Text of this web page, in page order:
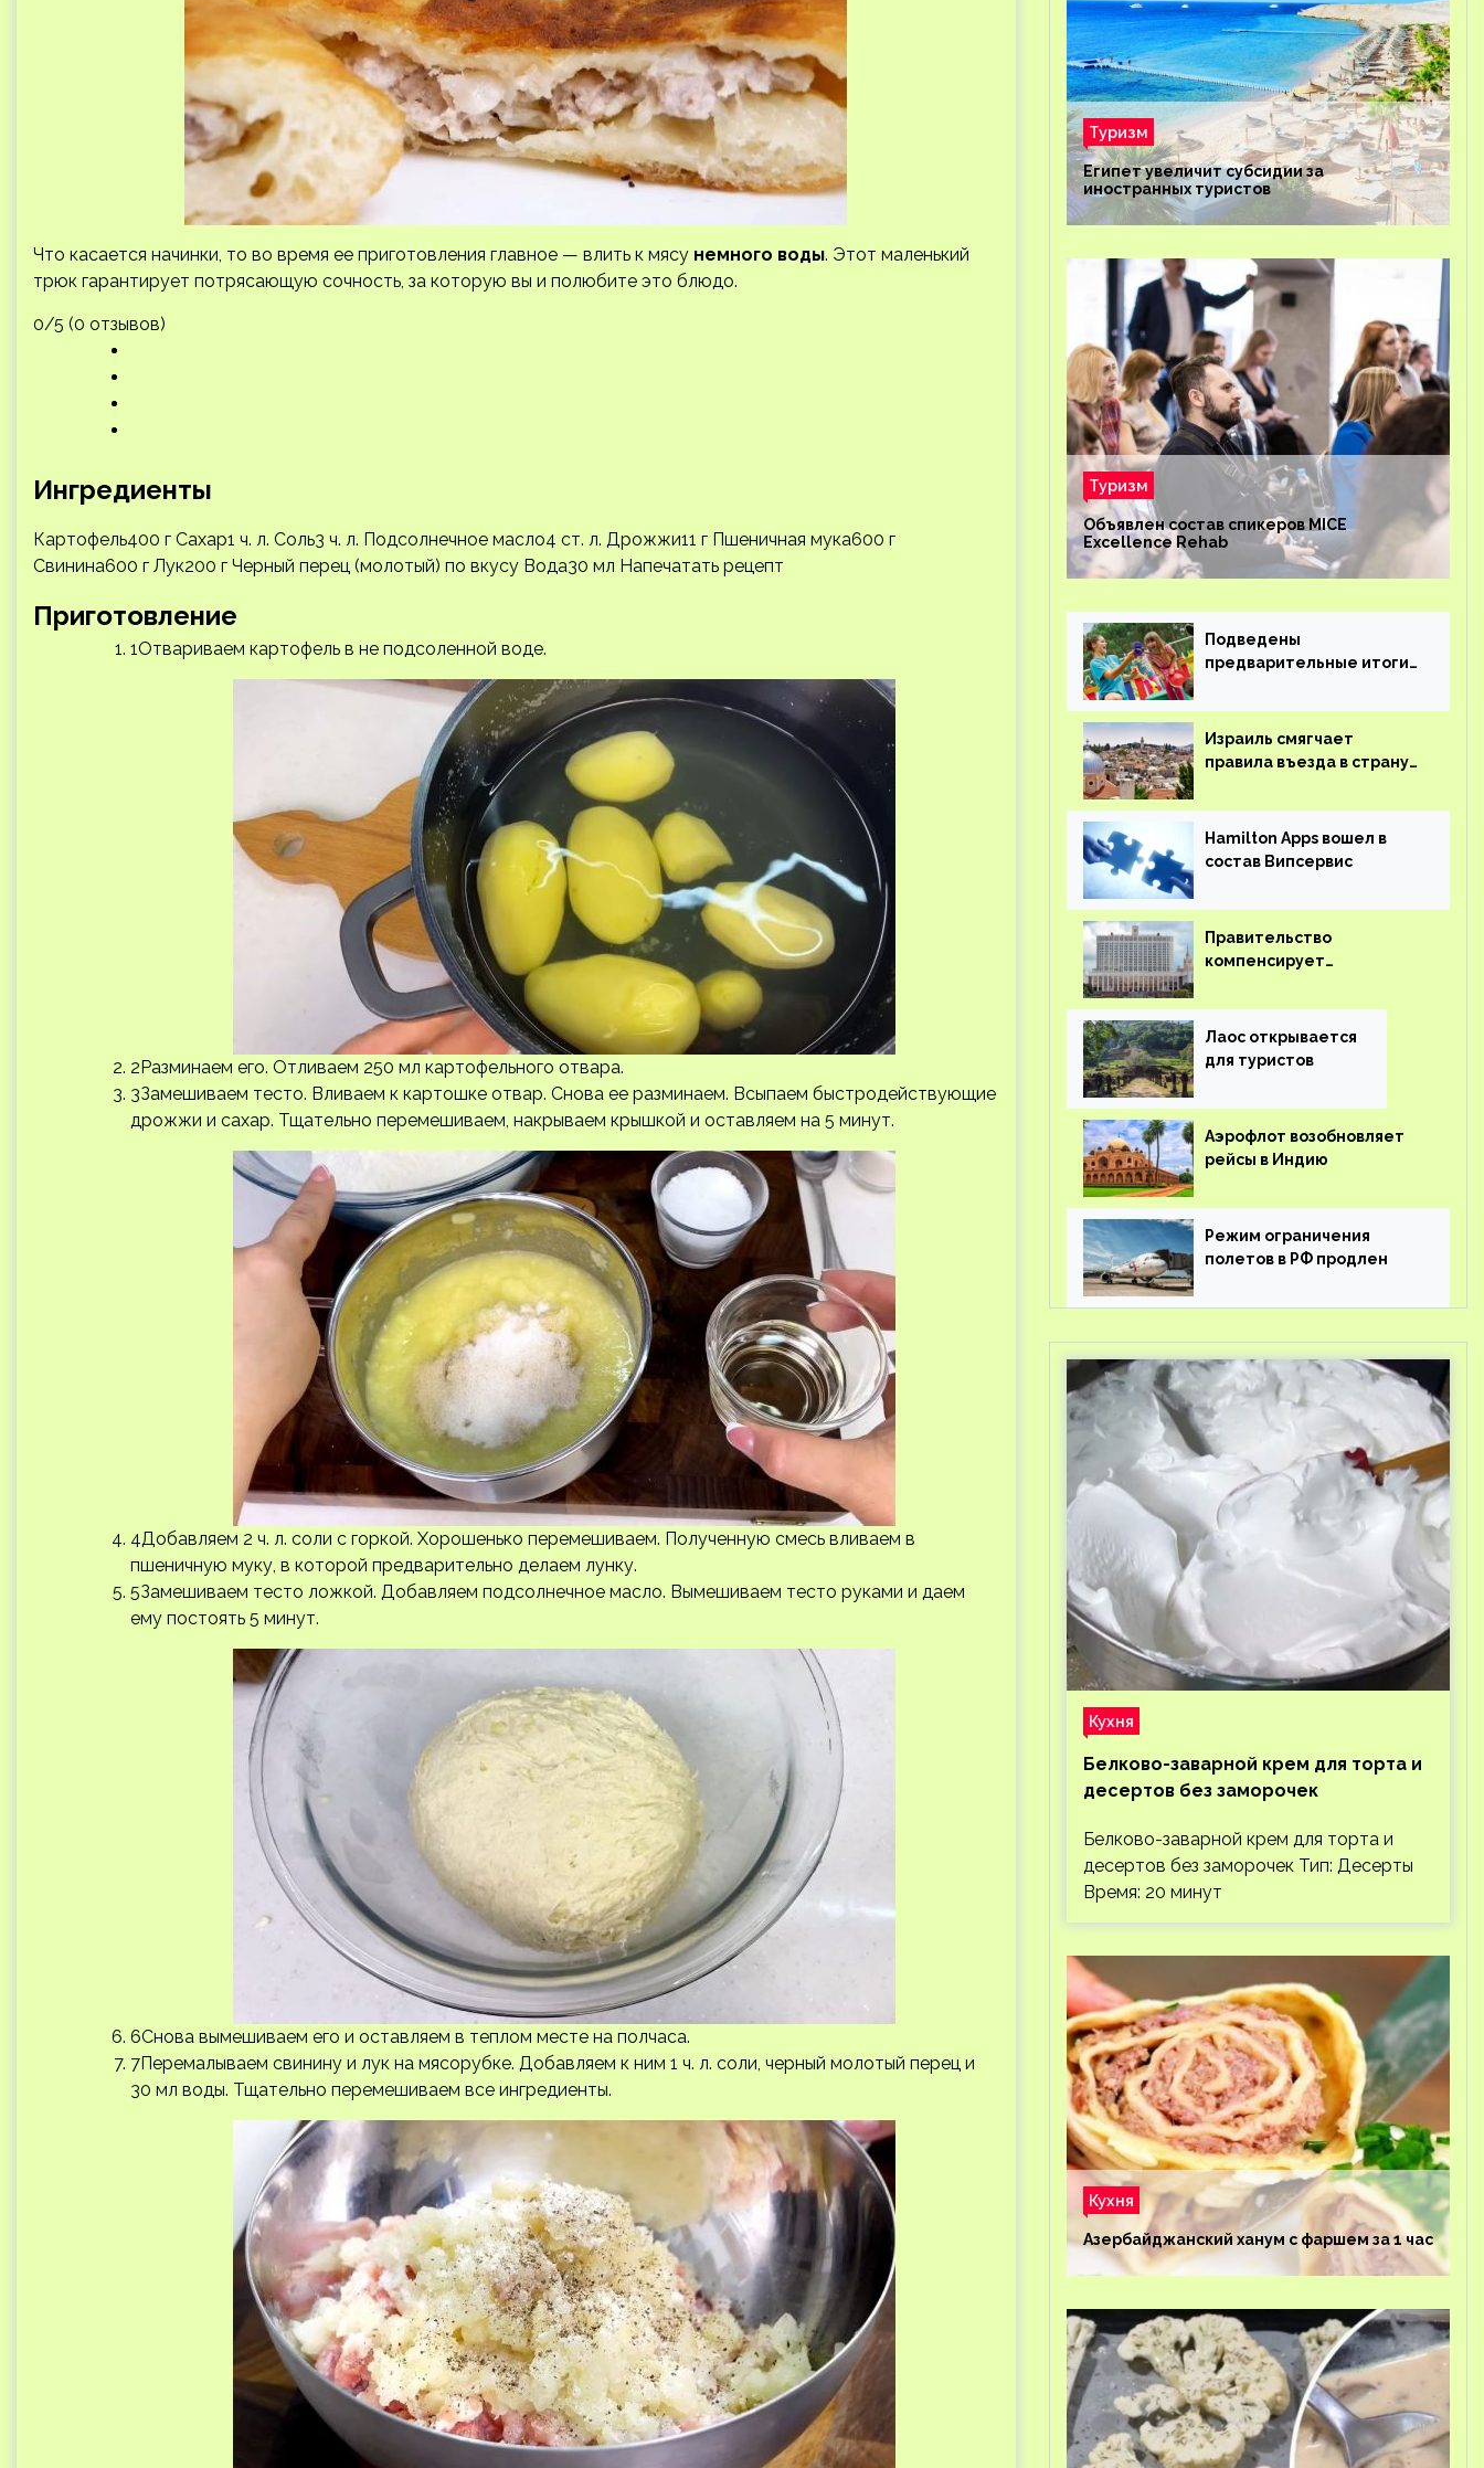
Что касается начинки, то во время ее приготовления главное — влить к мясу немного воды. Этот маленький
трюк гарантирует потрясающую сочность, за которую вы и полюбите это блюдо.
0/5 (0 отзывов)
Ингредиенты
Картофель400 г Сахар1 ч. л. Соль3 ч. л. Подсолнечное масло4 ст. л. Дрожжи11 г Пшеничная мука600 г
Свинина600 г Лук200 г Черный перец (молотый) по вкусу Вода30 мл Напечатать рецепт
Приготовление
1Отвариваем картофель в не подсоленной воде.
2Разминаем его. Отливаем 250 мл картофельного отвара.
3Замешиваем тесто. Вливаем к картошке отвар. Снова ее разминаем. Всыпаем быстродействующие
дрожжи и сахар. Тщательно перемешиваем, накрываем крышкой и оставляем на 5 минут.
4Добавляем 2 ч. л. соли с горкой. Хорошенько перемешиваем. Полученную смесь вливаем в
пшеничную муку, в которой предварительно делаем лунку.
5Замешиваем тесто ложкой. Добавляем подсолнечное масло. Вымешиваем тесто руками и даем
ему постоять 5 минут.
6Снова вымешиваем его и оставляем в теплом месте на полчаса.
7Перемалываем свинину и лук на мясорубке. Добавляем к ним 1 ч. л. соли, черный молотый перец и
30 мл воды. Тщательно перемешиваем все ингредиенты.
Туризм
Египет увеличит субсидии за
иностранных туристов
Туризм
Объявлен состав спикеров MICE
Excellence Rehab
Подведены
предварительные итоги
Израиль смягчает
правила въезда в страну
Hamilton Apps вошел в
состав Випсервис
Правительство
компенсирует
на вывоз россиян из-за
рубежа
Лаос открывается
для туристов
Аэрофлот возобновляет
рейсы в Индию
Режим ограничения
полетов в РФ продлен
Кухня
Белково-заварной крем для торта и
десертов без заморочек
Белково-заварной крем для торта и
десертов без заморочек Тип: Десерты
Время: 20 минут
Кухня
Азербайджанский ханум с фаршем за 1 час